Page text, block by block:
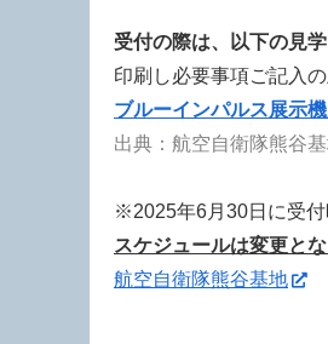
受付の際は、以下の見
印刷し必要事項ご記入
ブルーインパルス展示
出典：航空自衛隊熊谷
※2025年6月30日に受付
スケジュールは変更と
航空自衛隊熊谷基地